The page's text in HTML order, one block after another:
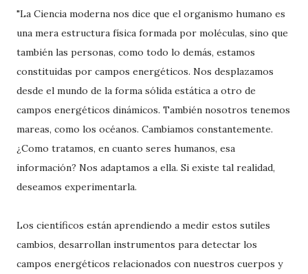
"La Ciencia moderna nos dice que el organismo humano es
una mera estructura física formada por moléculas, sino que
también las personas, como todo lo demás, estamos
constituidas por campos energéticos. Nos desplazamos
desde el mundo de la forma sólida estática a otro de
campos energéticos dinámicos. También nosotros tenemos
mareas, como los océanos. Cambiamos constantemente.
¿Como tratamos, en cuanto seres humanos, esa
información? Nos adaptamos a ella. Si existe tal realidad,
deseamos experimentarla.
Los científicos están aprendiendo a medir estos sutiles
cambios, desarrollan instrumentos para detectar los
campos energéticos relacionados con nuestros cuerpos y